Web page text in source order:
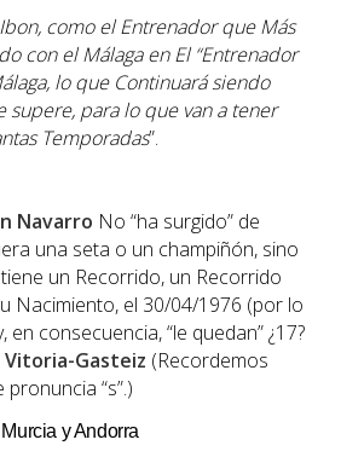
Ibon, como el Entrenador que Más
con el Málaga en El “Entrenador
lo que Continuará siendo
supere, para lo que van a tener
Temporadas”.
Navarro No “ha surgido” de
una seta o un champiñón, sino
un Recorrido, un Recorrido
Nacimiento, el 30/04/1976 (por lo
consecuencia, “le quedan” ¿17?
Vitoria-Gasteiz (Recordemos
pronuncia “s”.)
y Andorra